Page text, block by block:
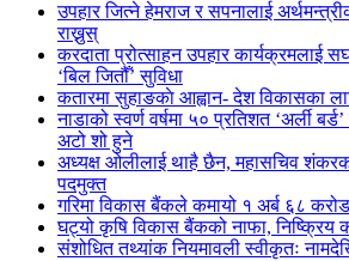
उपहार जित्ने हेमराज र सपनालाई
राख्नुस्
करदाता प्रोत्साहन उपहार कार्यक्रमलाई
‘बिल जितौँ’ सुविधा
कतारमा सुहाङकाे आह्वान- देश विकासका
नाडाको स्वर्ण वर्षमा ५० प्रतिशत ‘अर्ली
अटो शो हुने
अध्यक्ष ओलीलाई थाहै छैन, महासचिव
पदमुक्त
गरिमा विकास बैंकले कमायो १ अर्ब ६८
घट्यो कृषि विकास बैंकको नाफा, निष्क्रिय
संशोधित तथ्यांक नियमावली स्वीकृतः